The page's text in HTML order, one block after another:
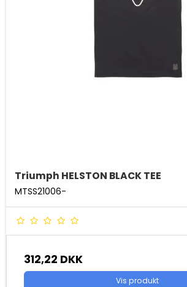
Triumph HELSTON BLACK TEE
MTSS21006-
312,22 DKK
Vis produkt